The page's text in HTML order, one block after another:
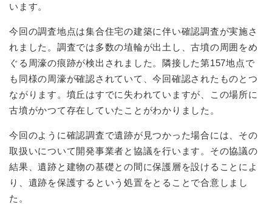
います。
今回の調査地点は集合住宅の建築に伴い確認調査が実施さ
れました。調査では多数の埴輪が出土し、古墳の周囲をめ
ぐる周濠の痕跡が検出されました。隣接した第157地点で
も同様の周濠が確認されていて、今回確認されたものとつ
ながります。墳丘はすでに失われていますが、この場所に
古墳がかつて存在していたことがわかりました。
今回のように確認調査で遺跡が見つかった場合には、その
取扱いについて開発事業者と協議を行います。その協議の
結果、遺跡と建物の基礎との間に保護層を設けることによ
り、遺跡を保護するという処置をとることで合意しまし
た。